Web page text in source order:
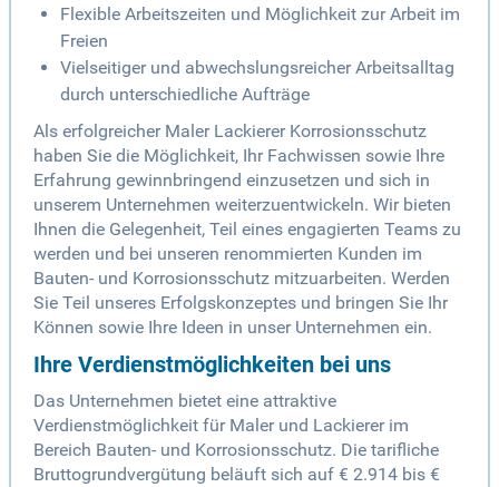
Flexible Arbeitszeiten und Möglichkeit zur Arbeit im
Freien
Vielseitiger und abwechslungsreicher Arbeitsalltag
durch unterschiedliche Aufträge
Als erfolgreicher Maler Lackierer Korrosionsschutz
haben Sie die Möglichkeit, Ihr Fachwissen sowie Ihre
Erfahrung gewinnbringend einzusetzen und sich in
unserem Unternehmen weiterzuentwickeln. Wir bieten
Ihnen die Gelegenheit, Teil eines engagierten Teams zu
werden und bei unseren renommierten Kunden im
Bauten- und Korrosionsschutz mitzuarbeiten. Werden
Sie Teil unseres Erfolgskonzeptes und bringen Sie Ihr
Können sowie Ihre Ideen in unser Unternehmen ein.
Ihre Verdienstmöglichkeiten bei uns
Das Unternehmen bietet eine attraktive
Verdienstmöglichkeit für Maler und Lackierer im
Bereich Bauten- und Korrosionsschutz. Die tarifliche
Bruttogrundvergütung beläuft sich auf € 2.914 bis €